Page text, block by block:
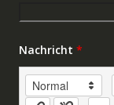
Nachricht *